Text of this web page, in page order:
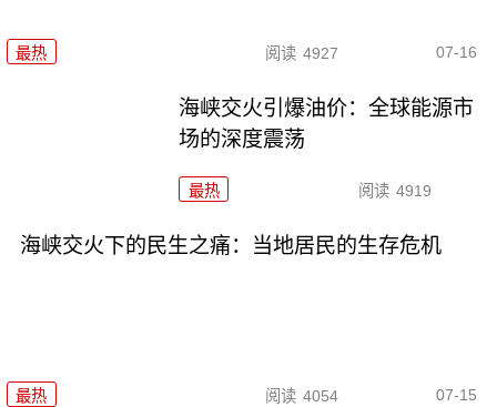
最热 阅读 4927 07-16
海峡交火引爆油价：全球能源市
场的深度震荡
最热 阅读 4919
海峡交火下的民生之痛：当地居民的生存危机
最热 阅读 4054 07-15